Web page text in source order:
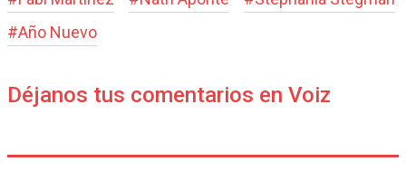
#Año Nuevo
Déjanos tus comentarios en Voiz